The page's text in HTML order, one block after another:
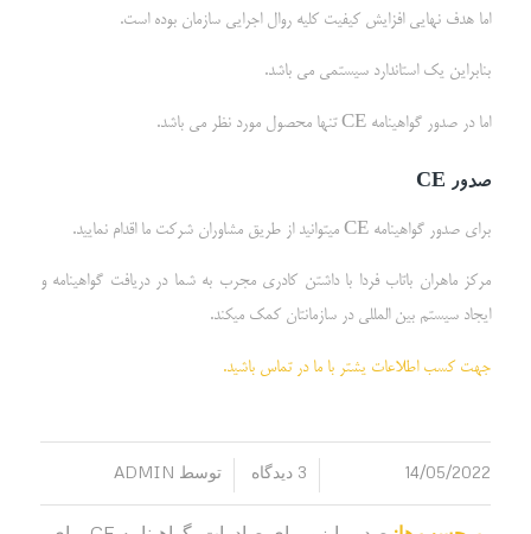
اما هدف نهایی افزایش کیفیت کلیه روال اجرایی سازمان بوده است.
بنابراین یک استاندارد سیستمی می باشد.
اما در صدور گواهینامه CE تنها محصول مورد نظر می باشد.
صدور CE
برای صدور گواهینامه CE میتوانید از طریق مشاوران شرکت ما اقدام نمایید.
مرکز ماهران باتاب فردا با داشتن کادری مجرب به شما در دریافت گواهینامه و
ایجاد سیستم بین المللی در سازمانتان کمک میکند.
جهت کسب اطلاعات یشتر با ما در تماس باشید.
14/05/2022 3 دیدگاه توسط ADMIN